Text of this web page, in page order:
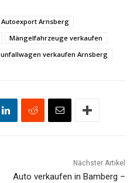
Autoexport Arnsberg
Mängelfahrzeuge verkaufen
unfallwagen verkaufen Arnsberg
Nächster Artikel
Auto verkaufen in Bamberg –